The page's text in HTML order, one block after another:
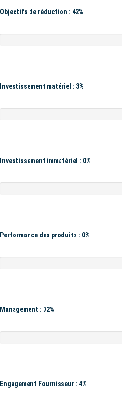
Objectifs de réduction : 42%
Investissement matériel : 3%
Investissement immatériel : 0%
Performance des produits : 0%
Management : 72%
Engagement Fournisseur : 4%